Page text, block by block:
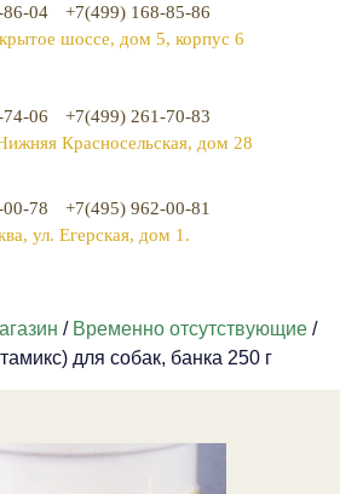
04
+7(499) 168-85-86
шоссе, дом 5, корпус 6
06
+7(499) 261-70-83
Красносельская, дом 28
78
+7(495) 962-00-81
ул. Егерская, дом 1.
/ Временно отсутствующие /
для собак, банка 250 г